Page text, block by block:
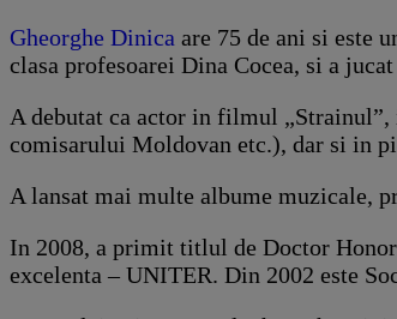
Gheorghe Dinica are 75 de ani si este
clasa profesoarei Dina Cocea, si a
A debutat ca actor in filmul
comisarului Moldovan etc.), dar si in
A lansat mai multe albume muzicale,
In 2008, a primit titlul de Doctor
excelenta – UNITER. Din 2002 este